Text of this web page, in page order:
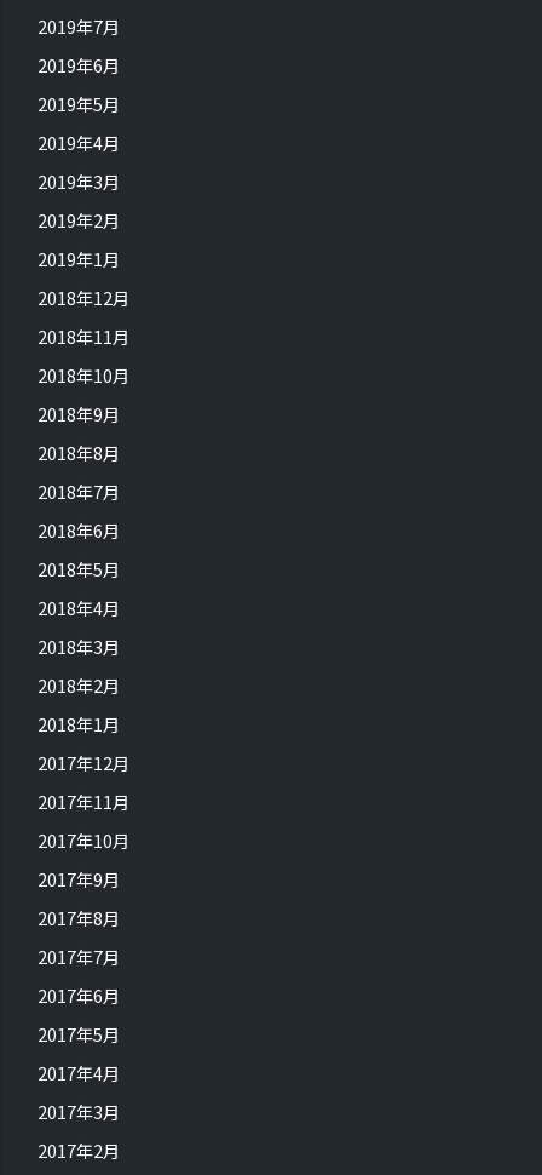
2019年7月
2019年6月
2019年5月
2019年4月
2019年3月
2019年2月
2019年1月
2018年12月
2018年11月
2018年10月
2018年9月
2018年8月
2018年7月
2018年6月
2018年5月
2018年4月
2018年3月
2018年2月
2018年1月
2017年12月
2017年11月
2017年10月
2017年9月
2017年8月
2017年7月
2017年6月
2017年5月
2017年4月
2017年3月
2017年2月